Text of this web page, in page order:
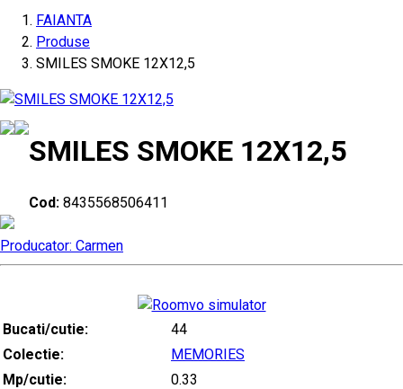
FAIANTA
Produse
SMILES SMOKE 12X12,5
SMILES SMOKE 12X12,5
Cod: 8435568506411
Producator: Carmen
Bucati/cutie:
44
Colectie:
MEMORIES
Mp/cutie:
0.33